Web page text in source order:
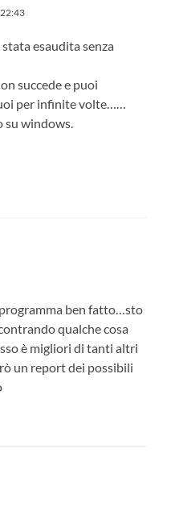
esaudita senza
succede e puoi
per infinite volte……
windows.
ben fatto…sto
qualche cosa
è migliori di tanti altri
un report dei possibili